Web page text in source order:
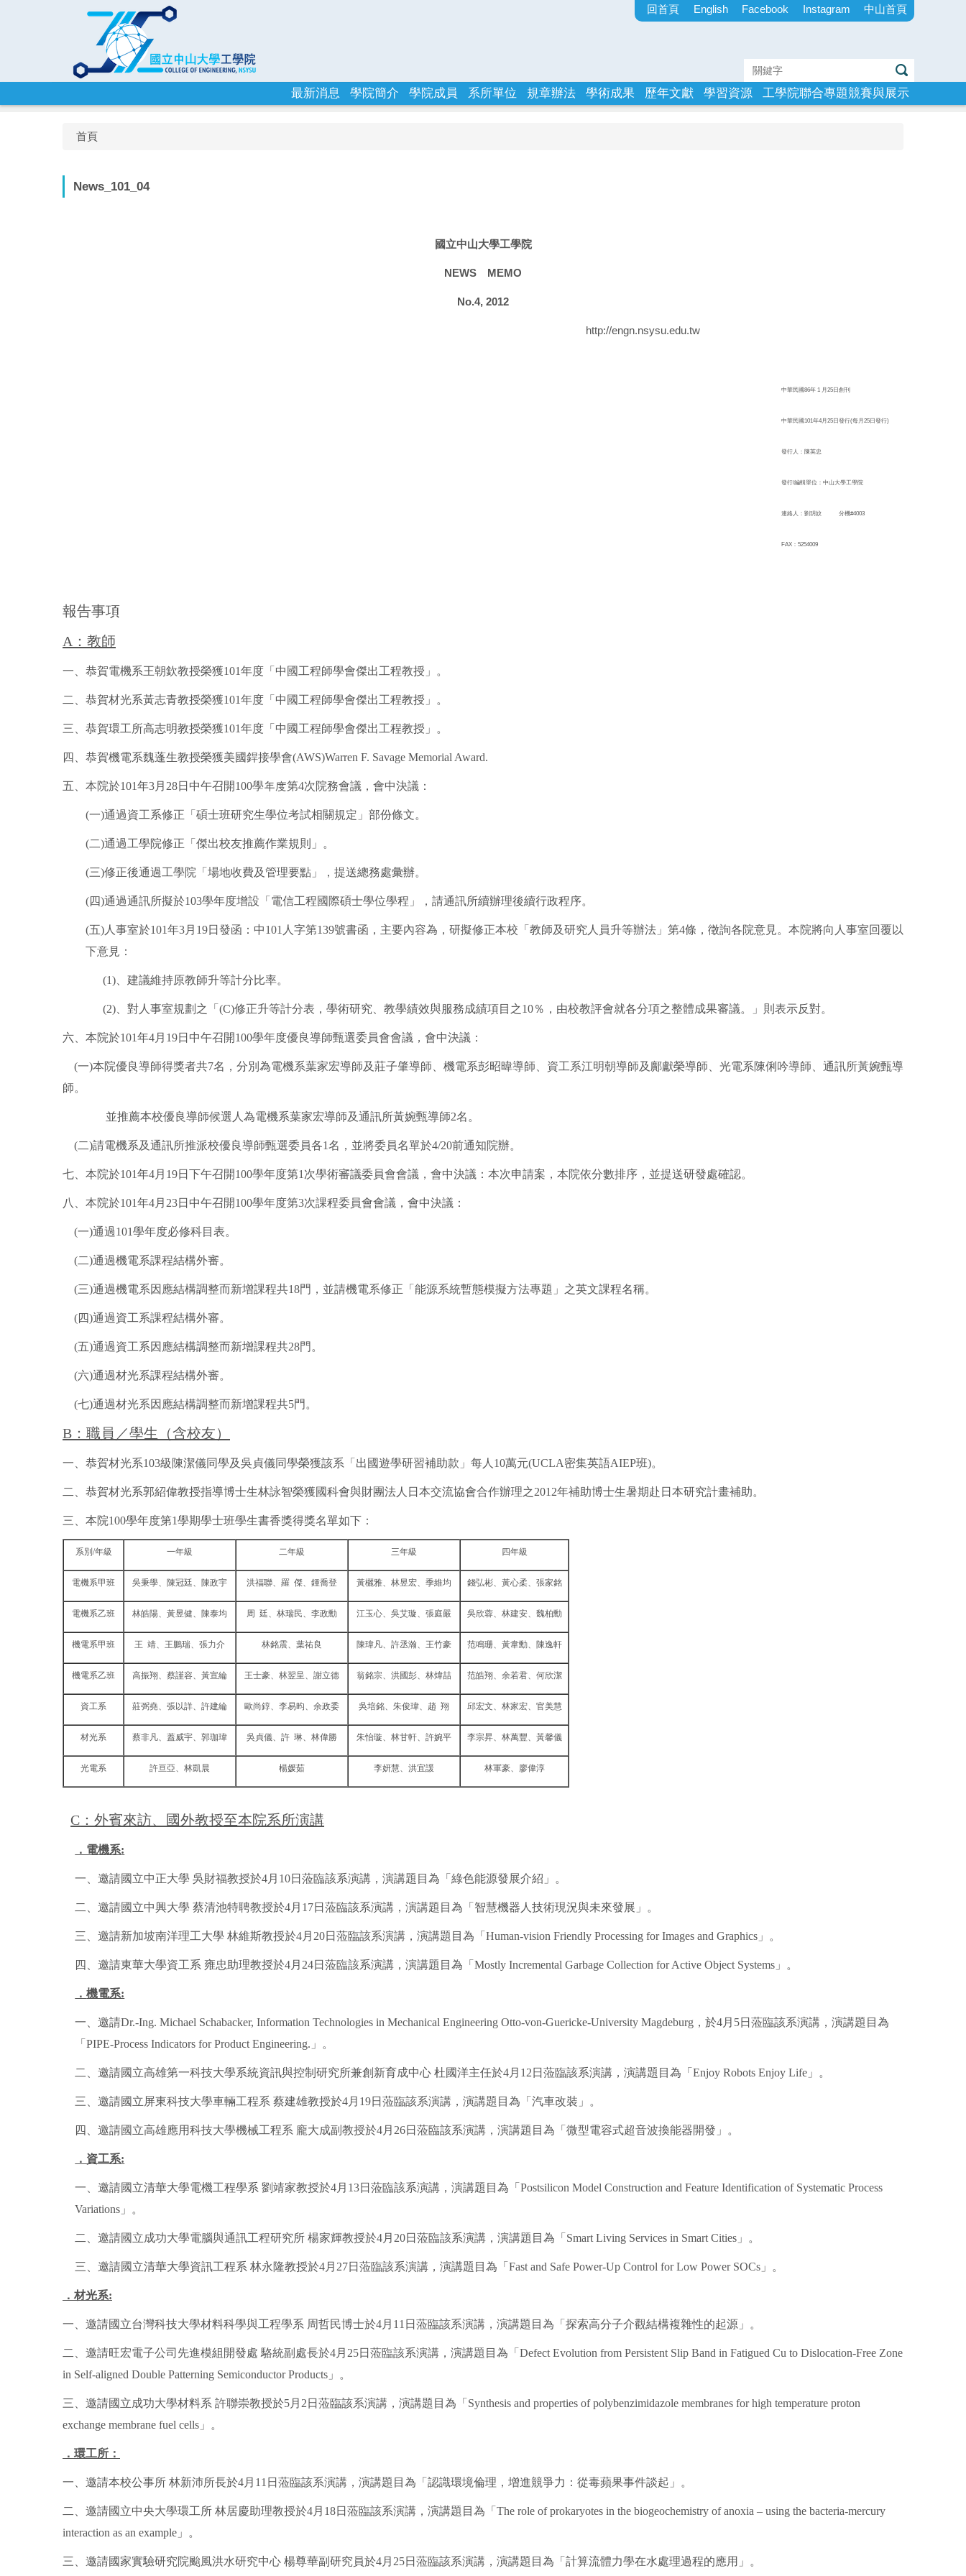
區
回首頁 English Facebook Instagram 中山首頁
工學院聯合專題競賽與展示
學習資源
歷年文獻
學術成果
規章辦法
系所單位
學院成員
學院簡介
最新消息
首頁
News_101_04
國立中山大學工學院
NEWS MEMO
No.4, 2012
http://engn.nsysu.edu.tw
中華民國86年 1 月25日創刊
中華民國101年4月25日發行(每月25日發行)
發行人：陳英忠
發行/編輯單位：中山大學工學院
連絡人：劉玥妏 分機#4003
FAX：5254009
報告事項
A ：教師
一、恭賀電機系王朝欽教授榮獲101年度「中國工程師學會傑出工程教授」 。
二、恭賀材光系黃志青教授榮獲101年度「中國工程師學會傑出工程教授」。
三、恭賀環工所高志明教授榮獲101年度「中國工程師學會傑出工程教授」。
四、恭賀機電系魏蓬生教授榮獲美國銲接學會(AWS)Warren F. Savage Memorial Award.
五、本院於101年3月28日中午召開100學年度第4次院務會議，會中決議：
(一)通過資工系修正「碩士班研究生學位考試相關規定」部份條文。
(二)通過工學院修正「傑出校友推薦作業規則」。
(三)修正後通過工學院「場地收費及管理要點」，提送總務處彙辦。
(四)通過通訊所擬於103學年度增設「電信工程國際碩士學位學程」，請通訊所續辦理後續行政程序。
(五)人事室於101年3月19日發函：中101人字第139號書函，主要內容為，研擬修正本校「教師及研究人員升等辦法」第4條，徵詢各院意見。本院將向人事室回覆以
下意見：
(1)、建議維持原教師升等計分比率。
(2)、對人事室規劃之「(C)修正升等計分表，學術研究、教學績效與服務成績項目之10％，由校教評會就各分項之整體成果審議。」則表示反對。
六、本院於101年4月19日中午召開100學年度優良導師甄選委員會會議，會中決議：
(一)本院優良導師得獎者共7名，分別為電機系葉家宏導師及莊子肇導師、機電系彭昭暐導師、資工系江明朝導師及鄺獻榮導師、光電系陳俐吟導師、通訊所黃婉甄導
師。
並推薦本校優良導師候選人為電機系葉家宏導師及通訊所黃婉甄導師2名。
(二)請電機系及通訊所推派校優良導師甄選委員各1名，並將委員名單於4/20前通知院辦。
七、本院於101年4月19日下午召開100學年度第1次學術審議委員會會議，會中決議： 本次申請案，本院依分數排序，並提送研發處確認。
八、本院於101年4月23日中午召開100學年度第3次課程委員會會議，會中決議：
(一)通過101學年度必修科目表。
(二)通過機電系課程結構外審。
(三)通過機電系因應結構調整而新增課程共18門，並請機電系修正「能源系統暫態模擬方法專題」之英文課程名稱。
(四)通過資工系課程結構外審。
(五)通過資工系因應結構調整而新增課程共28門。
(六)通過材光系課程結構外審。
(七)通過材光系因應結構調整而新增課程共5門。
B ：職員／學生（含校友）
一、恭賀材光系103級陳潔儀同學及吳貞儀同學榮獲該系「出國遊學研習補助款」每人10萬元(UCLA密集英語AIEP班)。
二、恭賀材光系郭紹偉教授指導博士生林詠智榮獲國科會與財團法人日本交流協會合作辦理之2012年補助博士生暑期赴日本研究計畫補助。
三、本院100學年度第1學期學士班學生書香獎得獎名單如下：
系別/年級 一年級 二年級 三年級 四年級
電機系甲班 吳秉學、陳冠廷、陳政宇 洪福聯、羅 傑、鍾喬登 黃欐雅、林昱宏、季維均 錢弘彬、黃心柔、張家銘
電機系乙班 林皓陽、黃昱健、陳泰均 周 廷、林瑞民、李政勳 江玉心、吳艾璇、張庭嚴 吳欣蓉、林建安、魏柏勳
機電系甲班 王 靖、王鵬瑞、張力介 林銘震、葉祐良 陳瑋凡、許丞瀚、王竹豪 范鳴珊、黃韋勳、陳逸軒
機電系乙班 高振翔、蔡謹容、黃宣綸 王士豪、林翌呈、謝立德 翁銘宗、洪國彭、林煒喆 范皓翔、余若君、何欣潔
資工系 莊弼堯、張以詳、許建綸 歐尚錞、李易昀、余政委 吳培銘、朱俊瑋、趙 翔 邱宏文、林家宏、官美慧
材光系 蔡非凡、蓋威宇、郭珈瑋 吳貞儀、許 琳、林偉勝 朱怡璇、林甘軒、許婉平 李宗昇、林萬豐、黃馨儀
光電系 許亘亞、林凱晨 楊媛茹 李妍慧、洪宜諼 林軍豪、廖偉淳
C ：外賓來訪、國外教授至本院系所演講
．電機系:
一、邀請國立中正大學 吳財福教授於4月10日蒞臨該系演講，演講題目為「綠色能源發展介紹」。
二、邀請國立中興大學 蔡清池特聘教授於4月17日蒞臨該系演講，演講題目為「智慧機器人技術現況與未來發展」。
三、邀請新加坡南洋理工大學 林維斯教授於4月20日蒞臨該系演講，演講題目為「Human-vision Friendly Processing for Images and Graphics」。
四、邀請東華大學資工系 雍忠助理教授於4月24日蒞臨該系演講，演講題目為「Mostly Incremental Garbage Collection for Active Object Systems」。
．機電系:
一、邀請Dr.-Ing. Michael Schabacker, Information Technologies in Mechanical Engineering Otto-von-Guericke-University Magdeburg，於4月5日蒞臨該系演講，演講題目為
「PIPE-Process Indicators for Product Engineering.」。
二、邀請國立高雄第一科技大學系統資訊與控制研究所兼創新育成中心 杜國洋主任於4月12日蒞臨該系演講，演講題目為「Enjoy Robots Enjoy Life」。
三、邀請國立屏東科技大學車輛工程系 蔡建雄教授於4月19日蒞臨該系演講，演講題目為「汽車改裝」。
四、邀請國立高雄應用科技大學機械工程系 龐大成副教授於4月26日蒞臨該系演講，演講題目為「微型電容式超音波換能器開發」。
． 資工系:
一、邀請國立清華大學電機工程學系 劉靖家教授於4月13日蒞臨該系演講，演講題目為「Postsilicon Model Construction and Feature Identification of Systematic Process
Variations」。
二、邀請國立成功大學電腦與通訊工程研究所 楊家輝教授於4月20日蒞臨該系演講，演講題目為「Smart Living Services in Smart Cities」。
三、邀請國立清華大學資訊工程系 林永隆教授於4月27日蒞臨該系演講，演講題目為「Fast and Safe Power-Up Control for Low Power SOCs」。
．材光系:
一、邀請國立台灣科技大學材料科學與工程學系 周哲民博士於4月11日蒞臨該系演講，演講題目為「探索高分子介觀結構複雜性的起源」。
二、邀請旺宏電子公司先進模組開發處 駱統副處長於4月25日蒞臨該系演講，演講題目為「Defect Evolution from Persistent Slip Band in Fatigued Cu to Dislocation-Free Zone
in Self-aligned Double Patterning Semiconductor Products」。
三、邀請國立成功大學材料系 許聯崇教授於5月2日蒞臨該系演講，演講題目為「Synthesis and properties of polybenzimidazole membranes for high temperature proton
exchange membrane fuel cells」。
． 環工所：
一、邀請本校公事所 林新沛所長於4月11日蒞臨該系演講，演講題目為「認識環境倫理，增進競爭力：從毒蘋果事件談起」。
二、邀請國立中央大學環工所 林居慶助理教授於4月18日蒞臨該系演講，演講題目為「The role of prokaryotes in the biogeochemistry of anoxia – using the bacteria-mercury
interaction as an example」。
三、邀請國家實驗研究院颱風洪水研究中心 楊尊華副研究員於4月25日蒞臨該系演講，演講題目為「計算流體力學在水處理過程的應用」。